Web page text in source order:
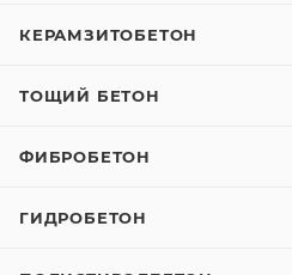
КЕРАМЗИТОБЕТОН
ТОЩИЙ БЕТОН
ФИБРОБЕТОН
ГИДРОБЕТОН